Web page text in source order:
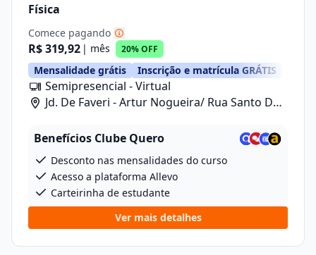
Física
Comece pagando
R$ 319,92 | mês 20% OFF
Mensalidade grátis Inscrição e matrícula GRÁTIS
Semipresencial - Virtual
Jd. De Faveri - Artur Nogueira/ Rua Santo De
Benefícios Clube Quero
Desconto nas mensalidades do curso
Acesso a plataforma Allevo
Carteirinha de estudante
Ver mais detalhes